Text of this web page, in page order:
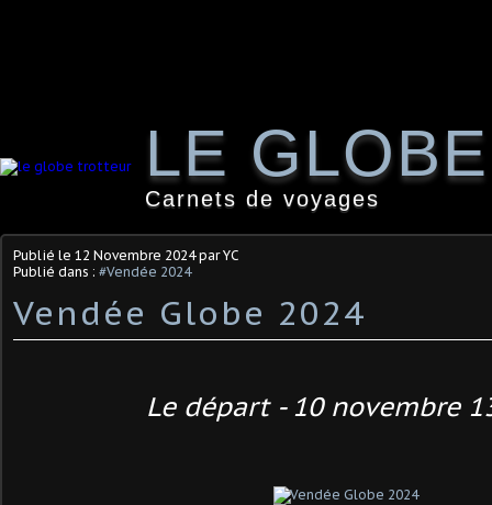
LE
Carnets de voyages
Publié le 12 Novembre 2024par YC
Publié dans : #Vendée 2024
Vendée Globe 2024
Le départ - 10 novembre